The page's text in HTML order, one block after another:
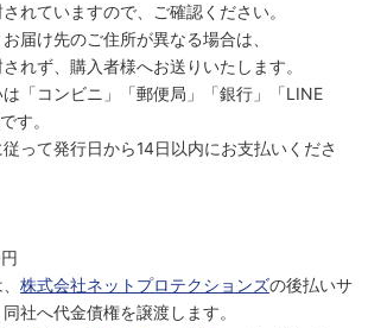
れていますので、ご確認ください。
届け先のご住所が異なる場合は、
れず、購入者様へお送りいたします。
「コンビニ」「郵便局」「銀行」「LINE
す。
って発行日から14日以内にお支払いくださ
株式会社ネットプロテクションズの後払いサ
社へ代金債権を譲渡します。